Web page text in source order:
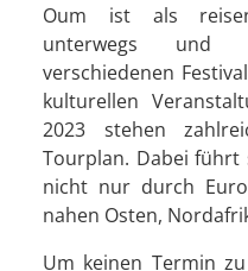
Oum ist als
unterwegs und
verschiedenen
kulturellen
2023 stehen
Tourplan. Dabei führt
nicht nur durch
nahen Osten,
Um keinen Termin